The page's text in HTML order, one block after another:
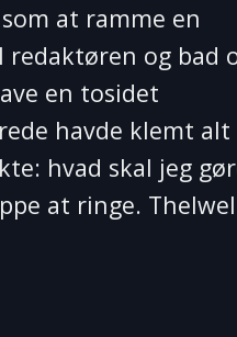
at ramme en
og bad
en tosidet
havde klemt alt
hvad skal jeg
at ringe.